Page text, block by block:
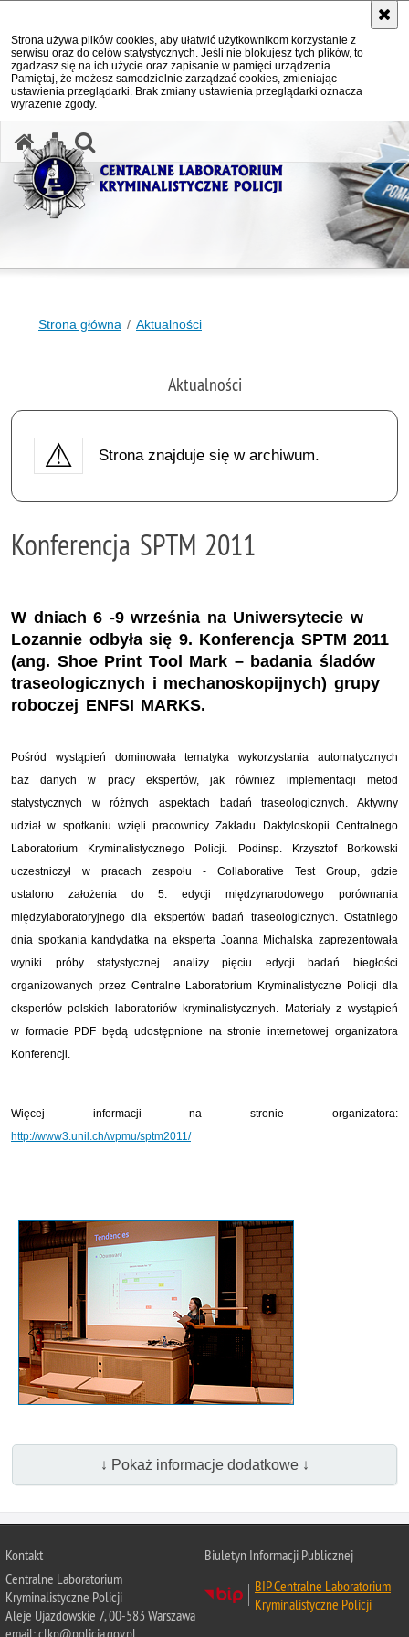
Strona używa plików cookies, aby ułatwić użytkownikom korzystanie z
serwisu oraz do celów statystycznych. Jeśli nie blokujesz tych plików, to
zgadzasz się na ich użycie oraz zapisanie w pamięci urządzenia.
Pamiętaj, że możesz samodzielnie zarządzać cookies, zmieniając
ustawienia przeglądarki. Brak zmiany ustawienia przeglądarki oznacza
wyrażenie zgody.
Strona główna Aktualności
Aktualności
Strona znajduje się w archiwum.
Konferencja SPTM 2011
W dniach 6 -9 września na Uniwersytecie w
Lozannie odbyła się 9. Konferencja SPTM 2011
(ang. Shoe Print Tool Mark – badania śladów
traseologicznych i mechanoskopijnych) grupy
roboczej ENFSI MARKS.
Pośród wystąpień dominowała tematyka wykorzystania automatycznych
baz danych w pracy ekspertów, jak również implementacji metod
statystycznych w różnych aspektach badań traseologicznych. Aktywny
udział w spotkaniu wzięli pracownicy Zakładu Daktyloskopii Centralnego
Laboratorium Kryminalistycznego Policji. Podinsp. Krzysztof Borkowski
uczestniczył w pracach zespołu - Collaborative Test Group, gdzie
ustalono założenia do 5. edycji międzynarodowego porównania
międzylaboratoryjnego dla ekspertów badań traseologicznych. Ostatniego
dnia spotkania kandydatka na eksperta Joanna Michalska zaprezentowała
wyniki próby statystycznej analizy pięciu edycji badań biegłości
organizowanych przez Centralne Laboratorium Kryminalistyczne Policji dla
ekspertów polskich laboratoriów kryminalistycznych. Materiały z wystąpień
w formacie PDF będą udostępnione na stronie internetowej organizatora
Konferencji.
Więcej informacji na stronie organizatora:
http://www3.unil.ch/wpmu/sptm2011/
↓ Pokaż informacje dodatkowe ↓
Kontakt
Centralne Laboratorium
Kryminalistyczne Policji
Aleje Ujazdowskie 7, 00-583 Warszawa
Biuletyn Informacji Publicznej
BIP Centralne Laboratorium
Kryminalistyczne Policji